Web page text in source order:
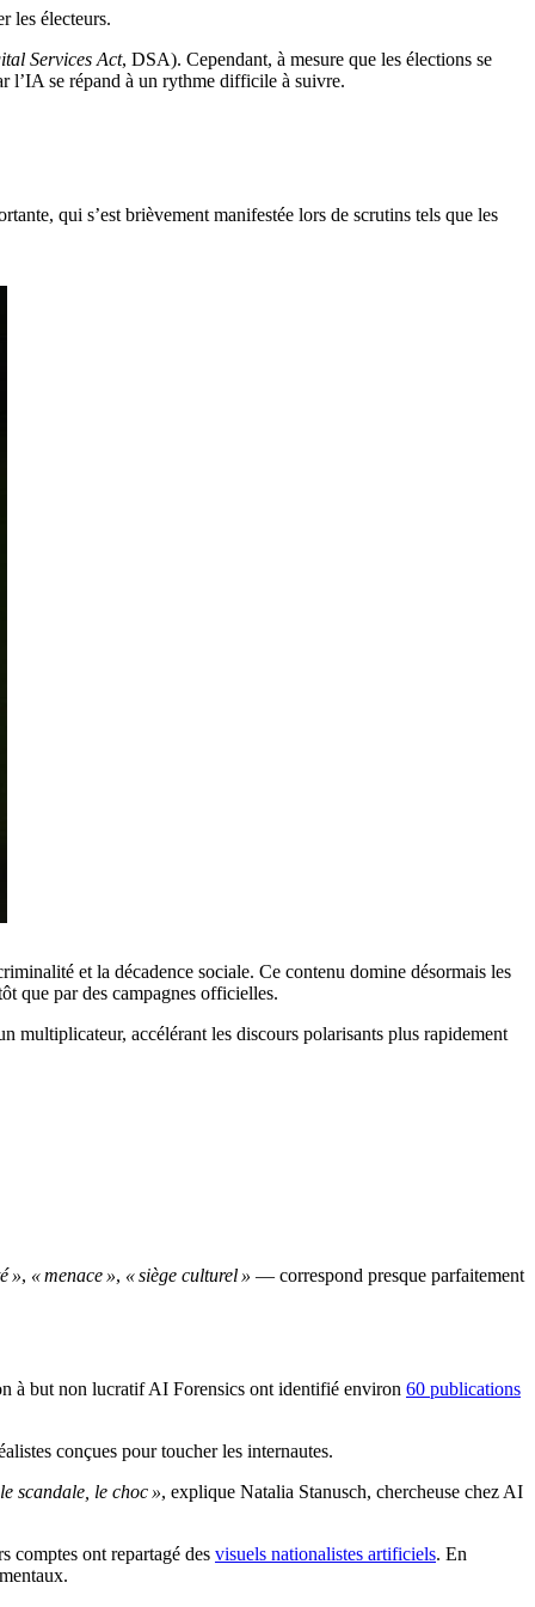
les électeurs.
Services Act, DSA). Cependant, à mesure que les élections se
l’IA se répand à un rythme difficile à suivre.
qui s’est brièvement manifestée lors de scrutins tels que les
et la décadence sociale. Ce contenu domine désormais les
que par des campagnes officielles.
multiplicateur, accélérant les discours polarisants plus rapidement
», « menace », « siège culturel » — correspond presque parfaitement
à but non lucratif AI Forensics ont identifié environ 60 publications
conçues pour toucher les internautes.
scandale, le choc », explique Natalia Stanusch, chercheuse chez AI
comptes ont repartagé des visuels nationalistes artificiels. En